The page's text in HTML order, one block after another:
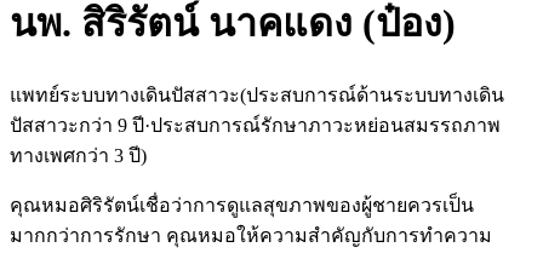
นพ. สิริรัตน์ นาคแดง (ป๋อง)
แพทย์ระบบทางเดินปัสสาวะ(ประสบการณ์ด้านระบบทางเดิน
ปัสสาวะกว่า 9 ปี·ประสบการณ์รักษาภาวะหย่อนสมรรถภาพ
ทางเพศกว่า 3 ปี)
คุณหมอศิริรัตน์เชื่อว่าการดูแลสุขภาพของผู้ชายควรเป็น
มากกว่าการรักษา คุณหมอให้ความสำคัญกับการทำความ